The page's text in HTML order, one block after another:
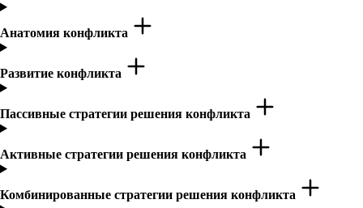
Анатомия конфликта
Развитие конфликта
Пассивные стратегии решения конфликта
Активные стратегии решения конфликта
Комбинированные стратегии решения конфликта